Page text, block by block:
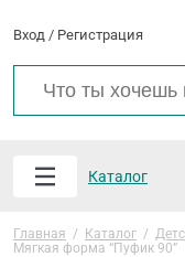
Вход / Регистрация
Каталог
Главная / Каталог /
Мягкая форма “Пуфик 90”